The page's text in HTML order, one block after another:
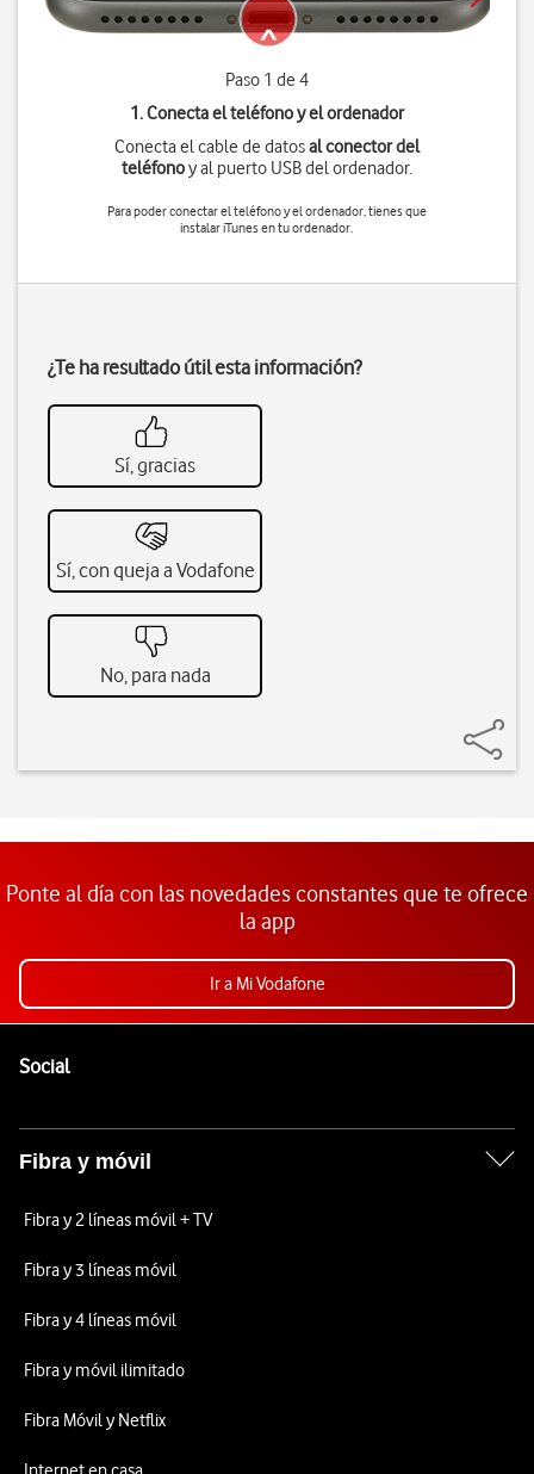
Paso 1 de 4
1. Conecta el teléfono y el ordenador
Conecta el cable de datosal conector del
teléfonoy al puerto USB del ordenador.
Para poder conectar el teléfono y el ordenador, tienes que
instalar iTunes en tu ordenador.
¿Te ha resultado útil esta información?
Sí, gracias
Sí, con queja a Vodafone
No, para nada
Ponte al día con las novedades constantes que te ofrece
la app
Ir a Mi Vodafone
SocialEnlaces a las redes sociales de Vodafone
Fibra y móvil
Fibra y 2 líneas móvil + TV
Fibra y 3 líneas móvil
Fibra y 4 líneas móvil
Fibra y móvil ilimitado
Fibra Móvil y Netflix